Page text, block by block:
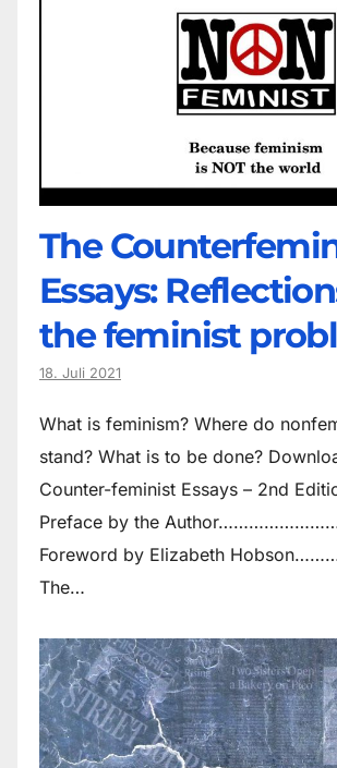
The
Essays:
the feminist
18. Juli 2021
What is feminism? Where do
stand? What is to be done?
Counter-feminist Essays – 2nd
Preface by the
Foreword by Elizabeth
The…